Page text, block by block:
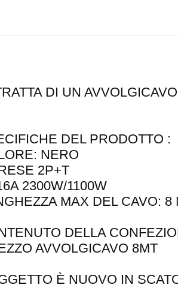
DI UN
DEL PRODOTTO :
NERO
2P+T
2300W/1100W
MAX DEL CAVO: 8
DELLA
AVVOLGICAVO 8MT
È NUOVO IN